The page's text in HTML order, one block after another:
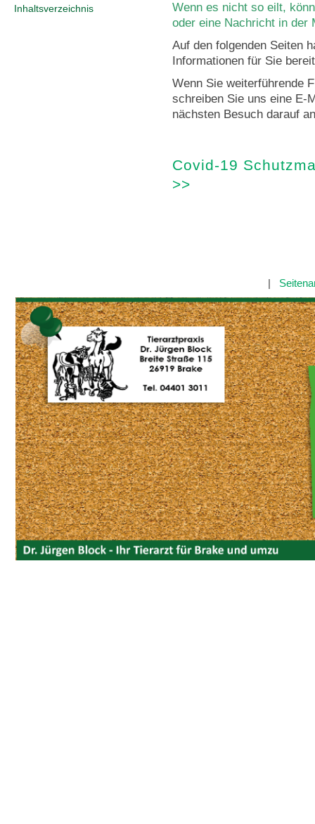
Inhaltsverzeichnis
Wenn es nicht so eilt,
oder eine Nachricht in der
Auf den folgenden Seiten
Informationen für Sie
Wenn Sie weiterführende
schreiben Sie uns eine E-
nächsten Besuch darauf
Covid-19
>>
|